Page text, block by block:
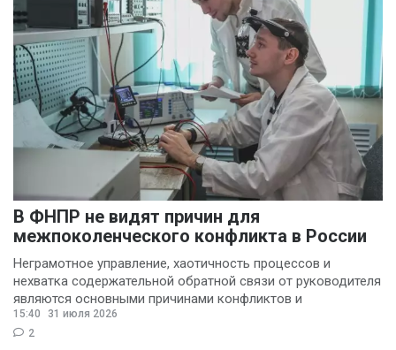
В ФНПР не видят причин для
межпоколенческого конфликта в России
Неграмотное управление, хаотичность процессов и
нехватка содержательной обратной связи от руководителя
являются основными причинами конфликтов и
раздражения в
15:40
31 июля 2026
2